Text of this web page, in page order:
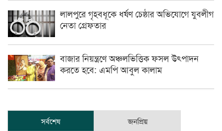
লালপুরে গৃহবধূকে ধর্ষণ চেষ্ঠার অভিযোগে যুবলীগ
নেতা গ্রেফতার
বাজার নিয়ন্ত্রণে অঞ্চলভিত্তিক ফসল উৎপাদন
করতে হবে: এমপি আবুল কালাম
সর্বশেষ জনপ্রিয়